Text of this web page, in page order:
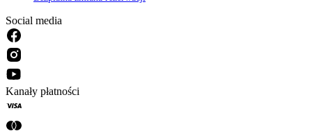
Social media
Kanały płatności